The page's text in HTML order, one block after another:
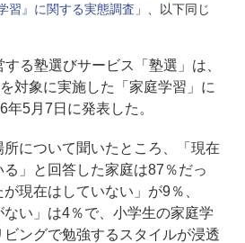
習』に関する実態調査 」、以下同じ
る塾選びサービス「塾選」は、
対象に実施した「家庭学習」に
5月7日に発表した。
について聞いたところ、「現在
」と回答した家庭は87％だっ
現在はしていない」が9％、
ない」は4％で、小学生の家庭学
ングで勉強するスタイルが浸透